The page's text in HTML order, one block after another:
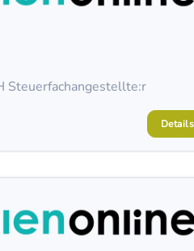
Steuerfachangestellte:r
Details